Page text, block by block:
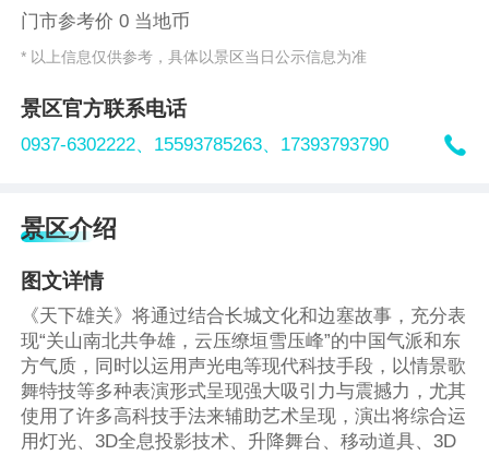
门市参考价 0 当地币
* 以上信息仅供参考，具体以景区当日公示信息为准
景区官方联系电话
0937-6302222、 15593785263、 17393793790 
景区介绍
图文详情
《天下雄关》将通过结合长城文化和边塞故事，充分表
现“关山南北共争雄，云压缭垣雪压峰”的中国气派和东
方气质，同时以运用声光电等现代科技手段，以情景歌
舞特技等多种表演形式呈现强大吸引力与震撼力，尤其
使用了许多高科技手法来辅助艺术呈现，演出将综合运
用灯光、3D全息投影技术、升降舞台、移动道具、3D